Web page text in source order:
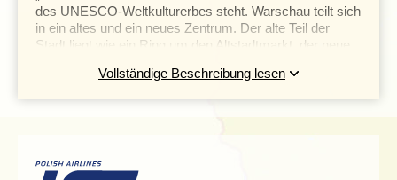
des UNESCO-Weltkulturerbes steht. Warschau teilt sich
in ein altes und ein neues Zentrum. Der alte Teil der
Stadt liegt wie ein Ring um den Altstadtmarkt, der neue
Entdecken Sie die zahlreichen Sehenswürdigkeiten
Vollständige Beschreibung lesen